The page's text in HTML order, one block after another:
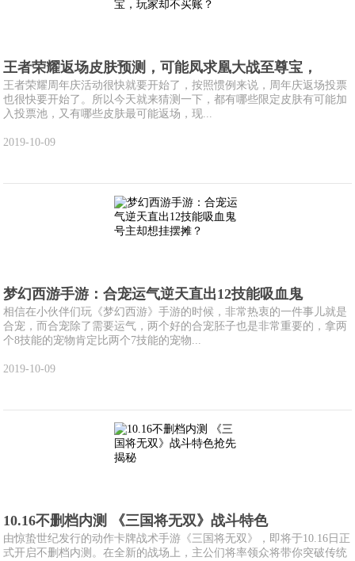
王者荣耀返场皮肤预测，可能凤求凰大战至尊宝，
王者荣耀周年庆活动很快就要开始了，按照惯例来说，周年庆返场投票
也很快要开始了。所以今天就来猜测一下，都有哪些限定皮肤有可能加
入投票池，又有哪些皮肤最可能返场，现...
2019-10-09
梦幻西游手游：合宠运气逆天直出12技能吸血鬼
相信在小伙伴们玩《梦幻西游》手游的时候，非常热衷的一件事儿就是
合宠，而合宠除了需要运气，两个好的合宠胚子也是非常重要的，拿两
个8技能的宠物肯定比两个7技能的宠物...
2019-10-09
10.16不删档内测 《三国将无双》战斗特色
由惊蛰世纪发行的动作卡牌战术手游《三国将无双》，即将于10.16日正
式开启不删档内测。在全新的战场上，主公们将率领众将带你突破传统